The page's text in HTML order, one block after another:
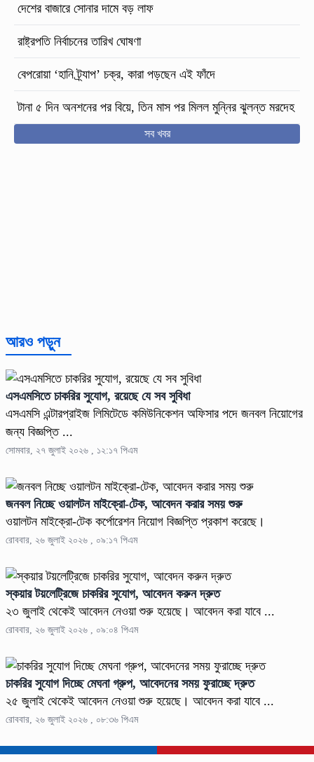
দেশের বাজারে সোনার দামে বড় লাফ
রাষ্ট্রপতি নির্বাচনের তারিখ ঘোষণা
বেপরোয়া ‘হানি ট্র্যাপ’ চক্র, কারা পড়ছেন এই ফাঁদে
টানা ৫ দিন অনশনের পর বিয়ে, তিন মাস পর মিলল মুন্নির ঝুলন্ত মরদেহ
সব খবর
আরও পড়ুন
এসএমসিতে চাকরির সুযোগ, রয়েছে যে সব সুবিধা
এসএমসি এন্টারপ্রাইজ লিমিটেডে কমিউনিকেশন অফিসার পদে জনবল নিয়োগের
জন্য বিজ্ঞপ্তি ...
সোমবার, ২৭ জুলাই ২০২৬ , ১২:১৭ পিএম
জনবল নিচ্ছে ওয়ালটন মাইক্রো-টেক, আবেদন করার সময় শুরু
ওয়ালটন মাইক্রো-টেক কর্পোরেশন নিয়োগ বিজ্ঞপ্তি প্রকাশ করেছে।
রোববার, ২৬ জুলাই ২০২৬ , ০৯:১৭ পিএম
স্কয়ার টয়লেট্রিজে চাকরির সুযোগ, আবেদন করুন দ্রুত
২৩ জুলাই থেকেই আবেদন নেওয়া শুরু হয়েছে। আবেদন করা যাবে ...
রোববার, ২৬ জুলাই ২০২৬ , ০৯:০৪ পিএম
চাকরির সুযোগ দিচ্ছে মেঘনা গ্রুপ, আবেদনের সময় ফুরাচ্ছে দ্রুত
২৫ জুলাই থেকেই আবেদন নেওয়া শুরু হয়েছে। আবেদন করা যাবে ...
রোববার, ২৬ জুলাই ২০২৬ , ০৮:৩৬ পিএম